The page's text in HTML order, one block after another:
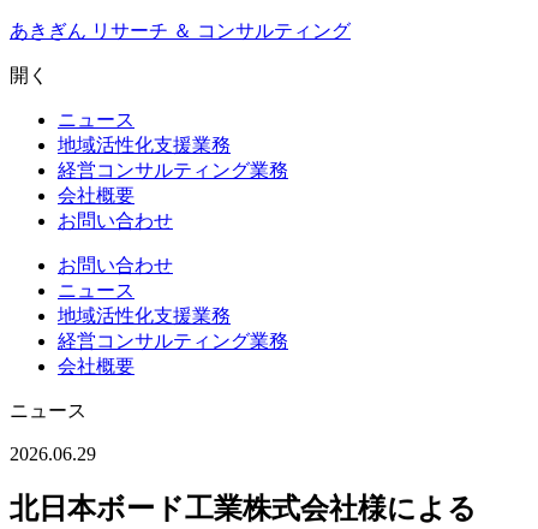
Skip
content
あきぎん リサーチ ＆ コンサルティング
開く
ニュース
地域活性化支援業務
経営コンサルティング業務
会社概要
お問い合わせ
お問い合わせ
ニュース
地域活性化支援業務
経営コンサルティング業務
会社概要
ニュース
2026.06.29
北日本ボード工業株式会社様による